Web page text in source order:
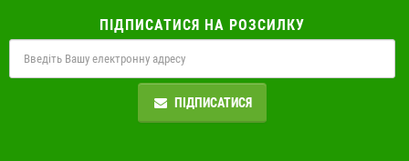
ПІДПИСАТИСЯ НА РОЗСИЛКУ
ПІДПИСАТИСЯ